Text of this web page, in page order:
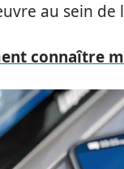
au sein de
connaître